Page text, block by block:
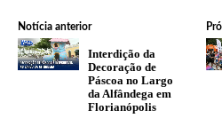
Notícia anterior
Interdição da
Decoração de
Páscoa no Largo
da Alfândega em
Florianópolis